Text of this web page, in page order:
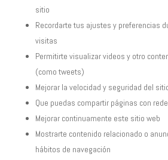
sitio
Recordarte tus ajustes y preferencias
visitas
Permitirte visualizar videos y otro
(como tweets)
Mejorar la velocidad y seguridad del
Que puedas compartir páginas con
Mejorar continuamente este sitio web
Mostrarte contenido relacionado o
hábitos de navegación